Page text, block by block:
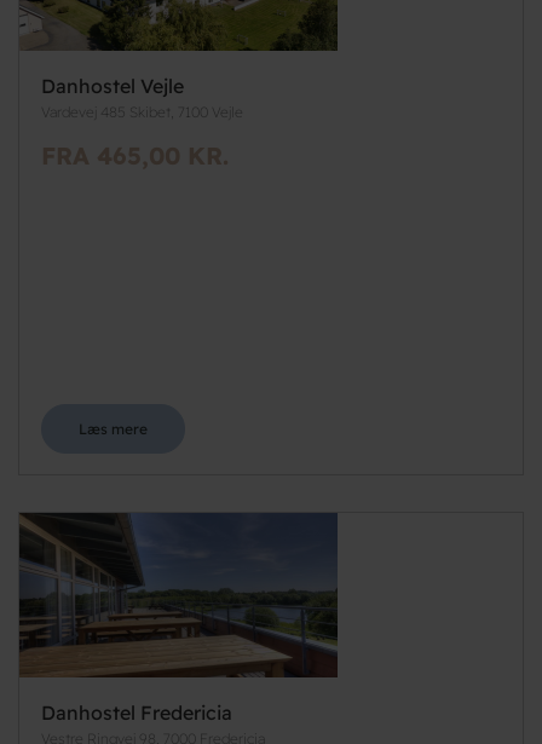
Danhostel Vejle
Vardevej 485 Skibet, 7100 Vejle
FRA 465,00 KR.
Læs mere
Danhostel Fredericia
Vestre Ringvej 98, 7000 Fredericia